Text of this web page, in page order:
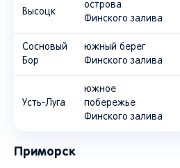
Высоцк
острова
Финского залива
Сосновый
Бор
южный берег
Финского залива
Усть-Луга
южное
побережье
Финского залива
Приморск